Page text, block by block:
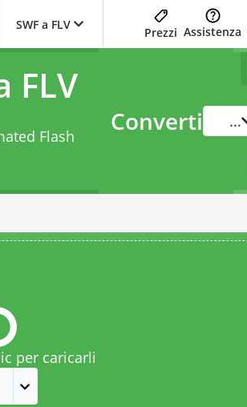
SWF a FLV
Prezzi Assistenza
FLV
Flash
Converti ...
per caricarli